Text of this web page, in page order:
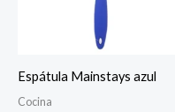
Espátula Mainstays azul
Cocina